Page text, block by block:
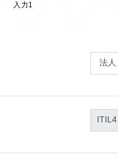
入力1